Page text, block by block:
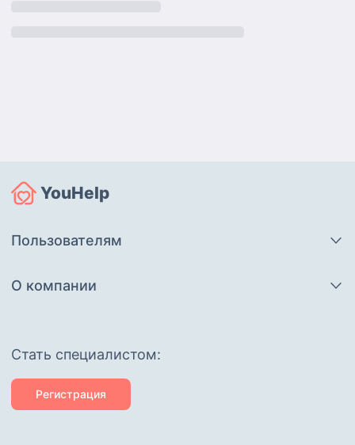
YouHelp
Пользователям
О компании
Cтать специалистом:
Регистрация